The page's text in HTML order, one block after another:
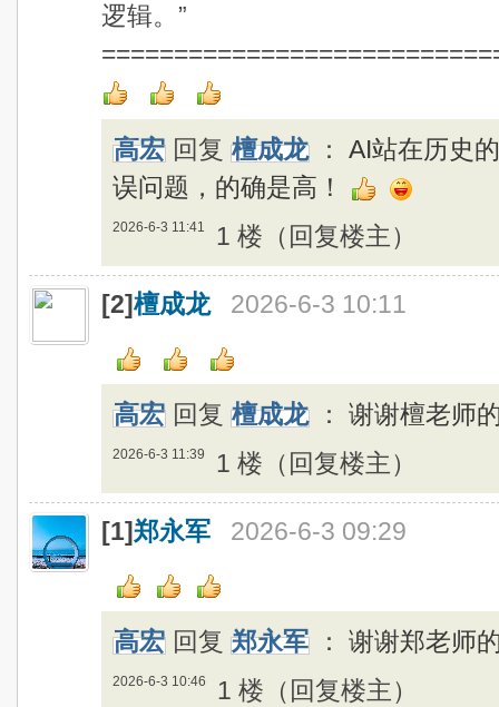
逻辑。”
高宏 回复 檀成龙 ： AI站在历史
误问题，的确是高！
2026-6-3 11:41 1 楼（回复楼主）
[2]檀成龙 2026-6-3 10:11
高宏 回复 檀成龙 ： 谢谢檀老师
2026-6-3 11:39 1 楼（回复楼主）
[1]郑永军 2026-6-3 09:29
高宏 回复 郑永军 ： 谢谢郑老师
2026-6-3 10:46 1 楼（回复楼主）